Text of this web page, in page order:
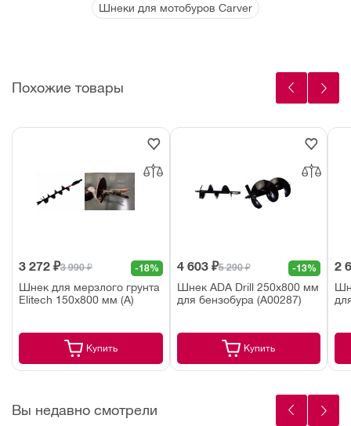
Шнеки для мотобуров Carver
Похожие товары
3 272 ₽3 990 ₽ -18%
Шнек для мерзлого грунта
Elitech 150х800 мм (А)
Купить
4 603 ₽5 290 ₽ -13%
Шнек ADA Drill 250х800 мм
для бензобура (A00287)
Купить
2
Вы недавно смотрели